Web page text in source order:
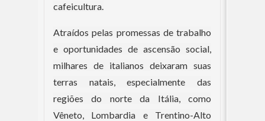
cafeicultura.
Atraídos pelas promessas de trabalho
e oportunidades de ascensão social,
milhares de italianos deixaram suas
terras natais, especialmente das
regiões do norte da Itália, como
Vêneto, Lombardia e Trentino-Alto